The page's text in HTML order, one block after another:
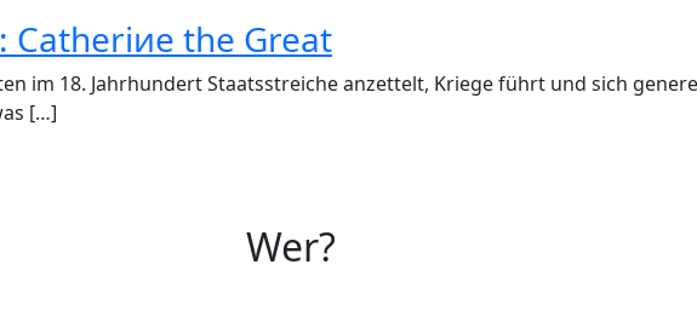
Catheriиe the Great
im 18. Jahrhundert Staatsstreiche anzettelt, Kriege führt und sich
[…]
Wer?